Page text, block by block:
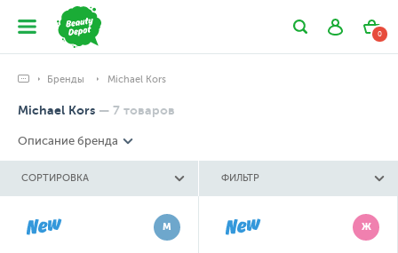
0
Бренды Michael Kors
Michael Kors — 7 товаров
Описание бренда
СОРТИРОВКА ФИЛЬТР
М Ж